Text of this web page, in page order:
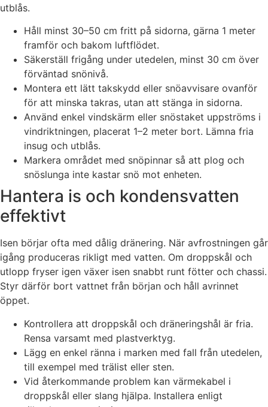
utblås.
Håll minst 30–50 cm fritt på sidorna, gärna 1 meter
framför och bakom luftflödet.
Säkerställ frigång under utedelen, minst 30 cm över
förväntad snönivå.
Montera ett lätt takskydd eller snöavvisare ovanför
för att minska takras, utan att stänga in sidorna.
Använd enkel vindskärm eller snöstaket uppströms i
vindriktningen, placerat 1–2 meter bort. Lämna fria
insug och utblås.
Markera området med snöpinnar så att plog och
snöslunga inte kastar snö mot enheten.
Hantera is och kondensvatten
effektivt
Isen börjar ofta med dålig dränering. När avfrostningen går
igång produceras rikligt med vatten. Om droppskål och
utlopp fryser igen växer isen snabbt runt fötter och chassi.
Styr därför bort vattnet från början och håll avrinnet
öppet.
Kontrollera att droppskål och dräneringshål är fria.
Rensa varsamt med plastverktyg.
Lägg en enkel ränna i marken med fall från utedelen,
till exempel med trälist eller sten.
Vid återkommande problem kan värmekabel i
droppskål eller slang hjälpa. Installera enligt